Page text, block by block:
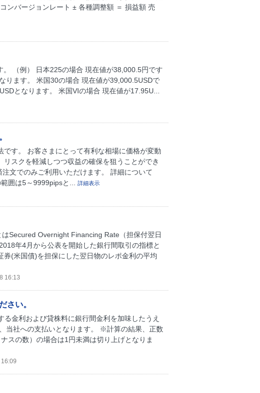
ンバージョンレート ± 各種調整額 ＝ 損益額 売
（例） 日本225の場合 現在値が38,000.5円です
ります。 米国30の場合 現在値が39,000.5USDで
となります。 米国VIの場合 現在値が17.95U...
す。 お客さまにとって有利な相場に価格が変動
スクを軽減しつつ収益の確保を狙うことができ
文でのみご利用いただけます。 詳細について
囲は5～9999pipsと...
詳細表示
Secured Overnight Financing Rate（担保付翌日
年4月から公表を開始した銀行間取引の指標と
(米国債)を担保にした翌日物のレポ金利の平均
16:13
さい。
金利および貸株料に銀行間金利を加味したうえ
当社への支払いとなります。 ※計算の結果、正数
スの数）の場合は1円未満は切り上げとなりま